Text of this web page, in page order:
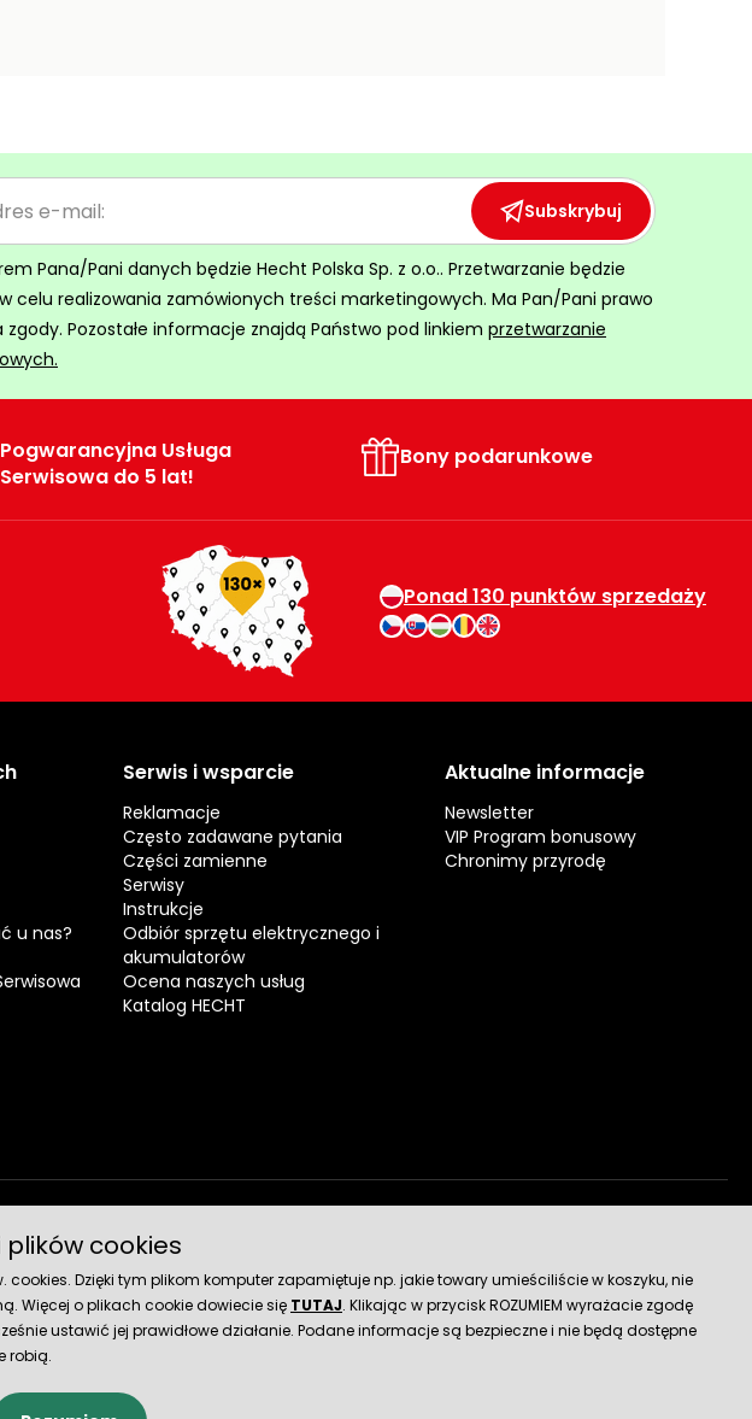
Subskrybuj
Pana/Pani danych będzie Hecht Polska Sp. z o.o.. Przetwarzanie będzie
celu realizowania zamówionych treści marketingowych. Ma Pan/Pani prawo
Pozostałe informacje znajdą Państwo pod linkiem przetwarzanie
Pogwarancyjna Usługa
Serwisowa do 5 lat!
Bony podarunkowe
Ponad 130 punktów sprzedaży
u nas?
Serwis i wsparcie
Reklamacje
Często zadawane pytania
Części zamienne
Serwisy
Instrukcje
Odbiór sprzętu elektrycznego i
akumulatorów
Ocena naszych usług
Katalog HECHT
Aktualne informacje
Newsletter
VIP Program bonusowy
Chronimy przyrodę
Metody dostawy
cookies
Dzięki tym plikom komputer zapamiętuje np. jakie towary umieściliście w koszyku, nie
Więcej o plikach cookie dowiecie się TUTAJ. Klikając w przycisk ROZUMIEM wyrażacie zgodę
ustawić jej prawidłowe działanie. Podane informacje są bezpieczne i nie będą dostępne
robią.